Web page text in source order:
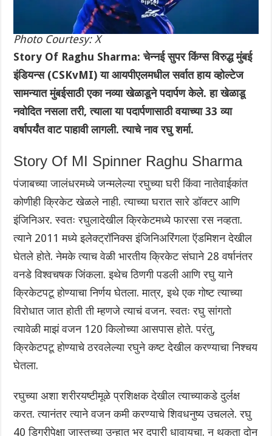
Photo Courtesy: X
Story Of Raghu Sharma: चेन्नई सुपर किंग्स विरुद्ध मुंबई
इंडियन्स (CSKvMI) या आयपीएलमधील सर्वात हाय व्होल्टेज
सामन्यात मुंबईसाठी एका नव्या खेळाडूने पदार्पण केले. हा खेळाडू
नवोदित नसला तरी, त्याला या पदार्पणासाठी वयाच्या 33 व्या
वर्षापर्यंत वाट पाहावी लागली. त्याचे नाव रघु शर्मा.
Story Of MI Spinner Raghu Sharma
पंजाबच्या जालंधरमध्ये जन्मलेल्या रघुच्या घरी किंवा नातेवाईकांत
कोणीही क्रिकेट खेळले नाही. त्याच्या घरात सारे डॉक्टर आणि
इंजिनिअर. स्वतः रघुलादेखील क्रिकेटमध्ये फारसा रस नव्हता.
त्याने 2011 मध्ये इलेक्ट्रॉनिक्स इंजिनिअरिंगला ऍडमिशन देखील
घेतले होते. नेमके त्याच वेळी भारतीय क्रिकेट संघाने 28 वर्षानंतर
वनडे विश्वचषक जिंकला. इथेच ठिणगी पडली आणि रघु याने
क्रिकेटपटू होण्याचा निर्णय घेतला. मात्र, इथे एक गोष्ट त्याच्या
विरोधात जात होती ती म्हणजे त्याचं वजन. स्वतः रघु सांगतो
त्यावेळी माझं वजन 120 किलोच्या आसपास होते. परंतु,
क्रिकेटपटू होण्याचे ठरवलेल्या रघुने कष्ट देखील करण्याचा निश्चय
घेतला.
रघुच्या अशा शरीरयष्टीमूळे प्रशिक्षक देखील त्याच्याकडे दुर्लक्ष
करत. त्यानंतर त्याने वजन कमी करण्याचे शिवधनुष्य उचलले. रघु
40 डिग्रीपेक्षा जास्तच्या उन्हात भर दुपारी धावायचा. न थकता दोन